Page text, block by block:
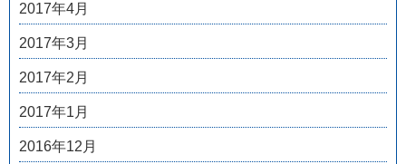
2017年4月
2017年3月
2017年2月
2017年1月
2016年12月